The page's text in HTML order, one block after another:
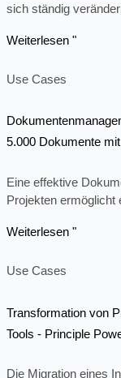
sich ständig
Weiterlesen "
Use Cases
5.000 Dokumente
Eine effektive
Projekten ermöglicht
Weiterlesen "
Use Cases
Transformation von
Tools - Principle
Die Migration eines